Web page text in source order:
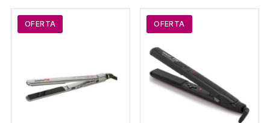
era:
139,15€.
es:
OFERTA OFERTA